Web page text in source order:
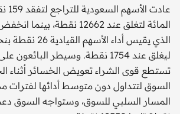
ليغلق عند 1754 نقطة. وسيطر
تستطع قوى الشراء تعويض الخسائر أثناء
السوق لتتداول دون متوسط أدائها لفترات